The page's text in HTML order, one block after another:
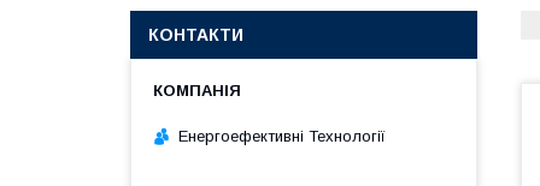
КОНТАКТИ
Енергоефективні Технології